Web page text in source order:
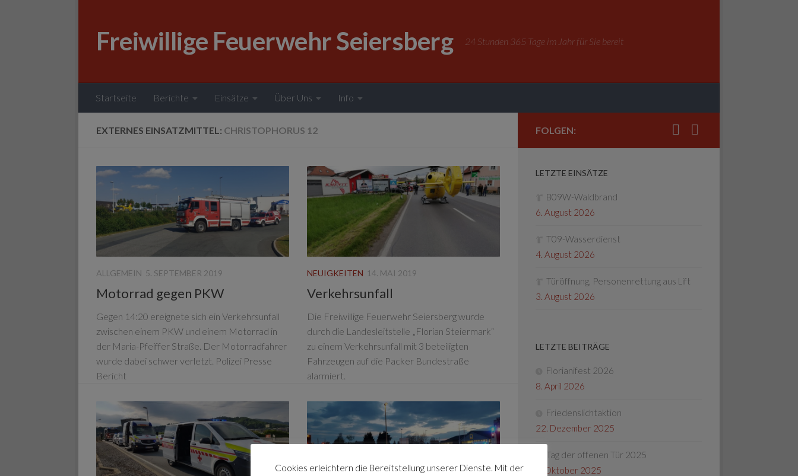
Freiwillige Feuerwehr Seiersberg 24 Stunden 365 Tage im Jahr für Sie bereit
Startseite Berichte Einsätze Über Uns Info
EXTERNES EINSATZMITTEL: CHRISTOPHORUS 12
ALLGEMEIN 5. SEPTEMBER 2019
Motorrad gegen PKW
Gegen 14:20 ereignete sich ein Verkehrsunfall
zwischen einem PKW und einem Motorrad in
der Maria-Pfeiffer Straße. Der Motorradfahrer
wurde dabei schwer verletzt. Polizei Presse
Bericht
NEUIGKEITEN 14. MAI 2019
Verkehrsunfall
Die Freiwillige Feuerwehr Seiersberg wurde
durch die Landesleitstelle „Florian Steiermark“
zu einem Verkehrsunfall mit 3 beteiligten
Fahrzeugen auf die Packer Bundestraße
alarmiert.
FOLGEN:
LETZTE EINSÄTZE
B09W-Waldbrand
6. August 2026
T09-Wasserdienst
4. August 2026
Türöffnung, Personenrettung aus Lift
3. August 2026
LETZTE BEITRÄGE
Florianifest 2026
8. April 2026
Friedenslichtaktion
22. Dezember 2025
Tag der offenen Tür 2025
4. Oktober 2025
Cookies erleichtern die Bereitstellung unserer Dienste. Mit der